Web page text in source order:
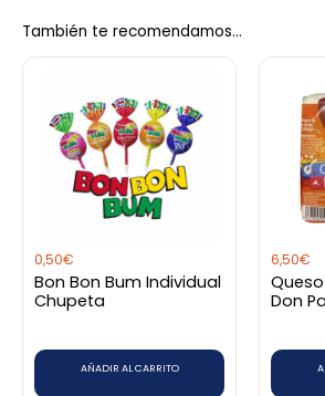
Sé el primero en valorar
Selecto 70cl”
Debesaccederpara publicar una
También te recomendamos…
0,50€
Bon Bon Bum Individual
Chupeta
AÑADIR AL CARRITO
6,50€
Don